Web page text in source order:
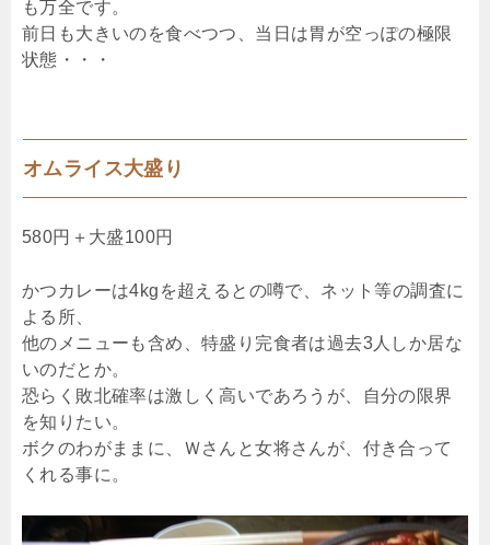
も万全です。
前日も大きいのを食べつつ、当日は胃が空っぽの極限
状態・・・
オムライス大盛り
580円＋大盛100円
かつカレーは4kgを超えるとの噂で、ネット等の調査に
よる所、
他のメニューも含め、特盛り完食者は過去3人しか居な
いのだとか。
恐らく敗北確率は激しく高いであろうが、自分の限界
を知りたい。
ボクのわがままに、Ｗさんと女将さんが、付き合って
くれる事に。